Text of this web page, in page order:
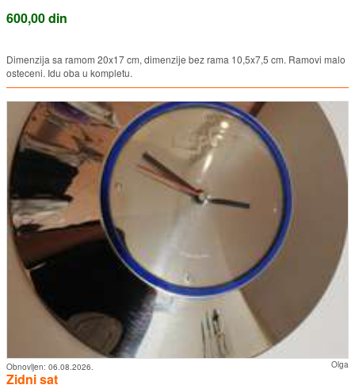
600,00 din
Dimenzija sa ramom 20x17 cm, dimenzije bez rama 10,5x7,5 cm. Ramovi malo
osteceni. Idu oba u kompletu.
Olga
Obnovljen: 06.08.2026.
Zidni sat